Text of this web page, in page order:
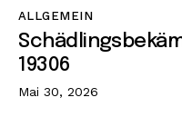
ALLGEMEIN
19306
Mai 30, 2026